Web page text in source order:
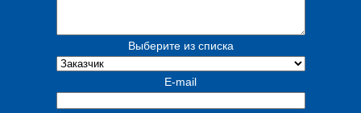
Выберите из списка
E-mail